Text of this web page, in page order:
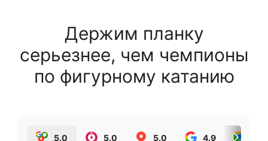
Держим планку
серьезнее, чем чемпионы
по фигурному катанию
5.0 5.0 5.0 4.9